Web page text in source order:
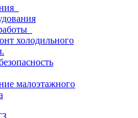
холодильного
малоэтажного